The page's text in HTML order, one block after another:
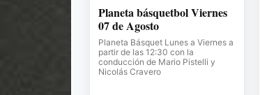
Planeta básquetbol Viernes
07 de Agosto
Planeta Básquet Lunes a Viernes a
partir de las 12:30 con la
conducción de Mario Pistelli y
Nicolás Cravero